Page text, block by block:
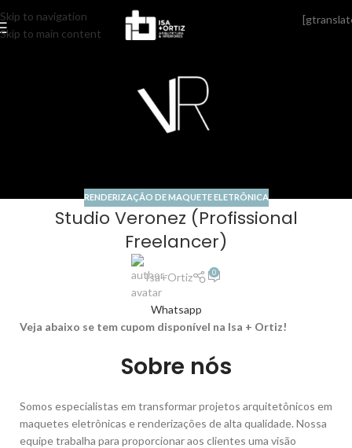
Skip to navigation
Skip to main content
17
MAIO
RENDERIZAÇÃO DE MAQUETE ELETRÔNICA
Studio Veronez (Profissional
Freelancer)
Isa+Ortiz 0
Whatsapp
Veja abaixo se tem cupom disponível na Isa + Ortiz!
Sobre nós
Somos especialistas em transformar projetos arquitetônicos em
maquetes eletrônicas e renderizações de alta qualidade. Nossa
equipe trabalha para proporcionar aos clientes uma visão